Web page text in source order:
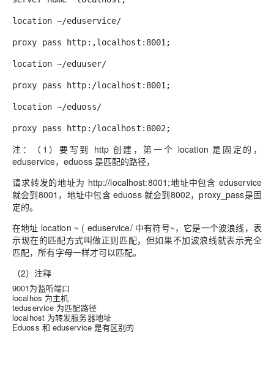
location ~/eduservice/
proxy pass http:,localhost:8001;
location ~/eduuser/
proxy pass http:/localhost:8001;
location ~/eduoss/
proxy pass http:/localhost:8002;
注：（1）要写到 http 创建，第一个 location 是固定的，
eduservice，eduoss 是匹配的路径，
请求转发的地址为 http://localhost:8001;地址中包含 eduservice
就会到8001，地址中包含 eduoss 就会到8002，proxy_pass是固
定的。
在地址 location ~ ( eduservice/ 中有符号~，它是一个波浪线，表
示现在的匹配方式叫做正则匹配，但如果不加波浪线就表示完全
匹配，所有字母一样才可以匹配。
（2）注释
9001为监听端口
localhos 为主机
teduservice 为匹配路径
localhost 为转发服务器地址
Eduoss 和 eduservice 是有区别的